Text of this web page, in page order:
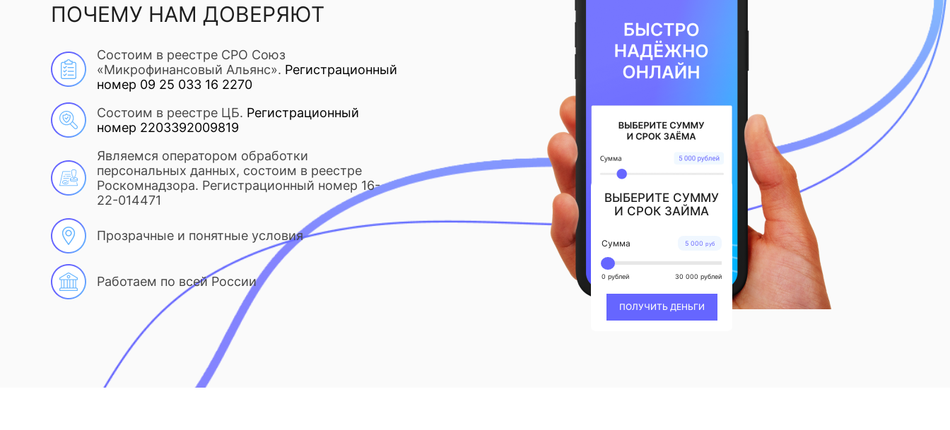
ПОЧЕМУ НАМ ДОВЕРЯЮТ
Состоим в реестре СРО Союз
«Микрофинансовый Альянс». Регистрационный
номер 09 25 033 16 2270
Состоим в реестре ЦБ. Регистрационный
номер 2203392009819
Являемся оператором обработки
персональных данных, состоим в реестре
Роскомнадзора. Регистрационный номер 16-
22-014471
Прозрачные и понятные условия
Работаем по всей России
ВЫБЕРИТЕ СУММУ
И СРОК ЗАЙМА
5 000 руб
Сумма
0 рублей 30 000 рублей
ПОЛУЧИТЬ ДЕНЬГИ